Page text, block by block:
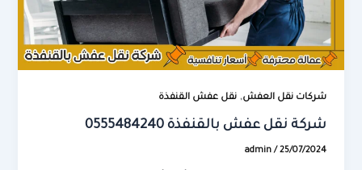
شركات نقل العفش,نقل عفش القنفذة
شركة نقل عفش بالقنفذة 0555484240
admin/ 25/07/2024